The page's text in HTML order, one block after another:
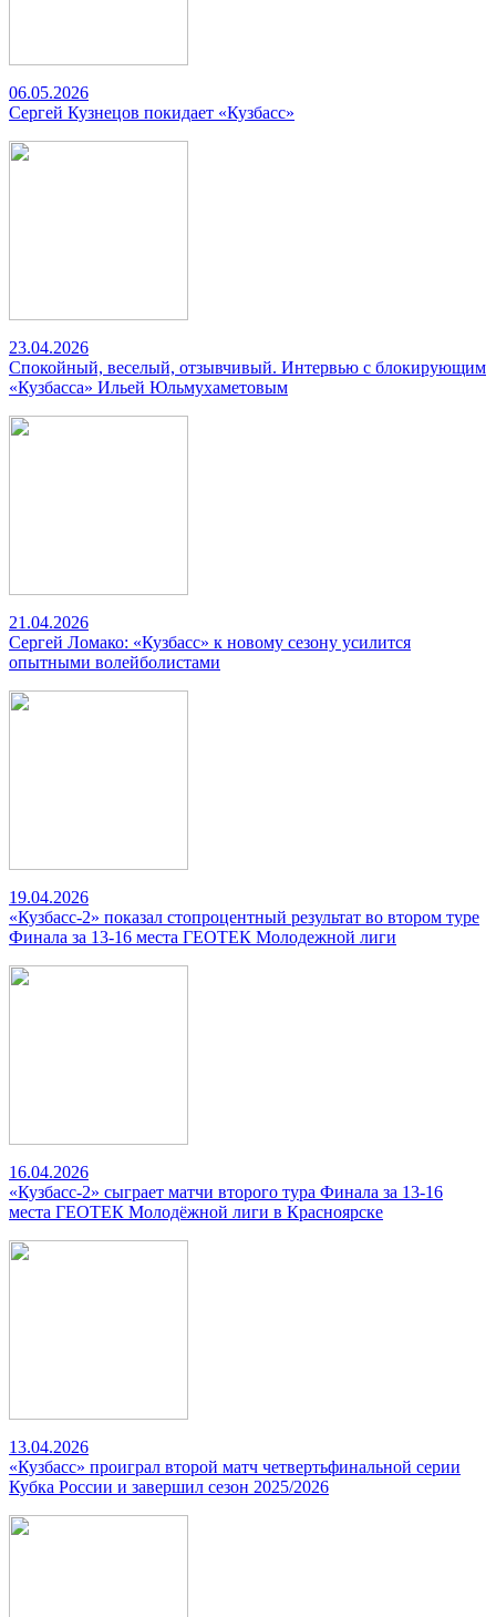
06.05.2026
Сергей Кузнецов покидает «Кузбасс»
23.04.2026
Спокойный, веселый, отзывчивый. Интервью с блокирующим
«Кузбасса» Ильей Юльмухаметовым
21.04.2026
Сергей Ломако: «Кузбасс» к новому сезону усилится
опытными волейболистами
19.04.2026
«Кузбасс-2» показал стопроцентный результат во втором туре
Финала за 13-16 места ГЕОТЕК Молодежной лиги
16.04.2026
«Кузбасс-2» сыграет матчи второго тура Финала за 13-16
места ГЕОТЕК Молодёжной лиги в Красноярске
13.04.2026
«Кузбасс» проиграл второй матч четвертьфинальной серии
Кубка России и завершил сезон 2025/2026